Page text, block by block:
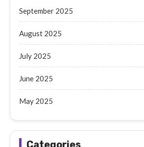
September 2025
August 2025
July 2025
June 2025
May 2025
Categories